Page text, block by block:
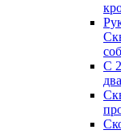
С